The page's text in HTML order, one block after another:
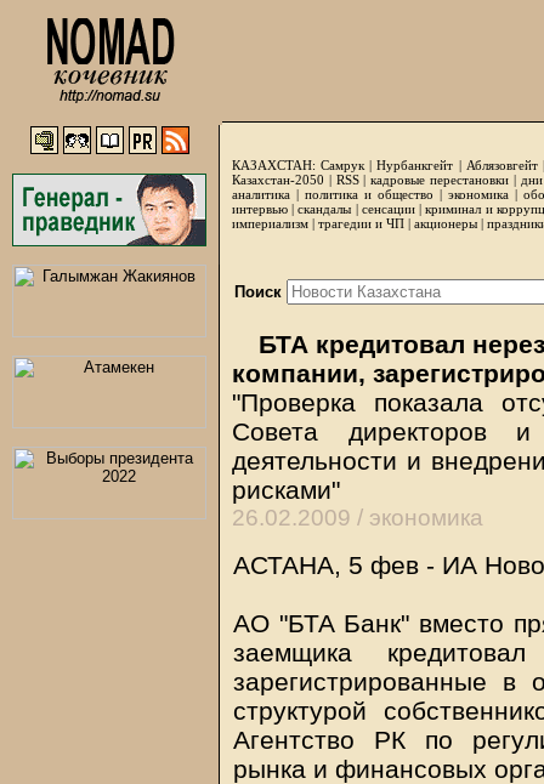
КАЗАХСТАН: Самрук |Нурбанкгейт | Аблязовгейт
Казахстан-2050 | RSS|кадровые перестановки|
аналитика | политика и общество | экономика |
интервью |скандалы | сенсации|криминал и
империализм | трагедии и ЧП | акционеры |
Поиск
БТА кредитовал
компании,
"Проверка показала
Совета директоров
деятельности и
рисками"
26.02.2009 / экономика
АСТАНА, 5 фев - ИА
АО "БТА Банк" вместо
заемщика
зарегистрированные
структурой
Агентство РК по
рынка и финансовых